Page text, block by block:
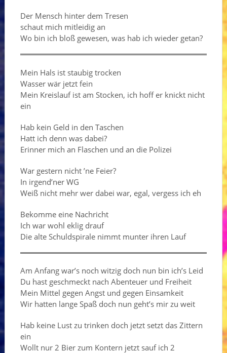
Der Mensch hinter dem Tresen
schaut mich mitleidig an
Wo bin ich bloß gewesen, was hab ich wieder getan?
Mein Hals ist staubig trocken
Wasser wär jetzt fein
Mein Kreislauf ist am Stocken, ich hoff er knickt nicht
ein
Hab kein Geld in den Taschen
Hatt ich denn was dabei?
Erinner mich an Flaschen und an die Polizei
War gestern nicht ’ne Feier?
In irgend’ner WG
Weiß nicht mehr wer dabei war, egal, vergess ich eh
Bekomme eine Nachricht
Ich war wohl eklig drauf
Die alte Schuldspirale nimmt munter ihren Lauf
Am Anfang war’s noch witzig doch nun bin ich’s Leid
Du hast geschmeckt nach Abenteuer und Freiheit
Mein Mittel gegen Angst und gegen Einsamkeit
Wir hatten lange Spaß doch nun geht’s mir zu weit
Hab keine Lust zu trinken doch jetzt setzt das Zittern
ein
Wollt nur 2 Bier zum Kontern jetzt sauf ich 2